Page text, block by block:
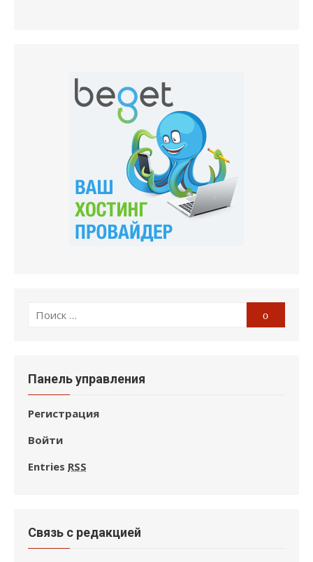
Поиск
Поиск
Панель управления
Регистрация
Войти
Entries RSS
Связь с редакцией